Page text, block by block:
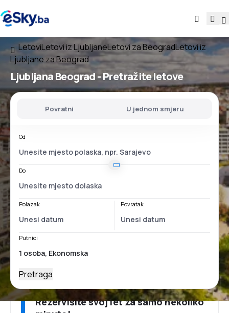
LetoviLetovi iz LjubljaneLetovi za BeogradLetovi iz
Ljubljane za Beograd
Ljubljana Beograd- Pretražite letove
Povratni U jednom smjeru
Od
Do
Polazak Povratak
Putnici
Pretraga
Rezervišite svoj let za samo nekoliko